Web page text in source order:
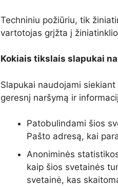
Techniniu požiūriu, tik
vartotojas grįžta į
Kokiais tikslais slapukai
Slapukai naudojami
geresnį naršymą ir
Patobulindami šios
Pašto adresą, kai
Anoniminės
kaip šios svetainės
svetainė, kas